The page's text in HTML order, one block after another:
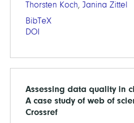
Thorsten Koch, Janina Zittel
BibTeX
DOI
Assessing data quality in
A case study of web of
Crossref